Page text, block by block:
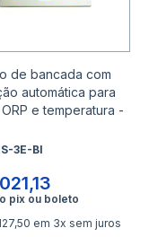
de bancada com
automática para
e temperatura -
3E-BI
em 3x sem juros